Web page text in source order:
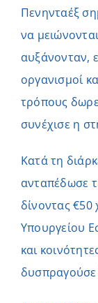
Πενηνταέξ
να
αυξάνονταν,
οργανισμοί
τρόπους
συνέχισε η
Κατά τη
ανταπέδωσε
δίνοντας
Υπουργείου
και
δυσπραγούσε